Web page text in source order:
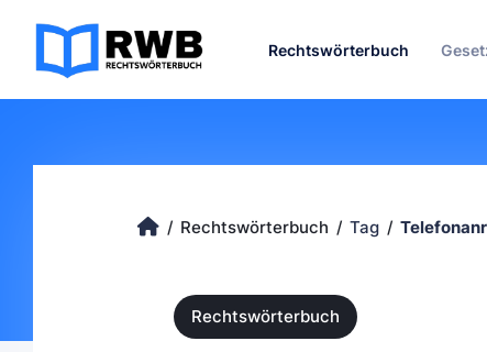
Rechtswörterbuch
Rechtswörterbuch Tag
Rechtswörterbuch